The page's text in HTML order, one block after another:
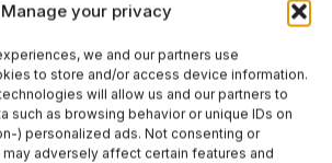
Manage your privacy
we and our partners use
to store and/or access device information.
will allow us and our partners to
such as browsing behavior or unique IDs on
) personalized ads. Not consenting or
adversely affect certain features and